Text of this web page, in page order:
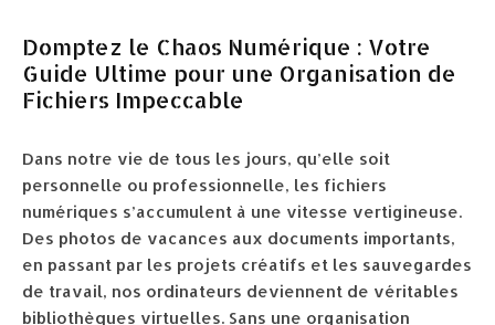
Domptez le Chaos Numérique : Votre
Guide Ultime pour une Organisation de
Fichiers Impeccable
Dans notre vie de tous les jours, qu’elle soit
personnelle ou professionnelle, les fichiers
numériques s’accumulent à une vitesse vertigineuse.
Des photos de vacances aux documents importants,
en passant par les projets créatifs et les sauvegardes
de travail, nos ordinateurs deviennent de véritables
bibliothèques virtuelles. Sans une organisation